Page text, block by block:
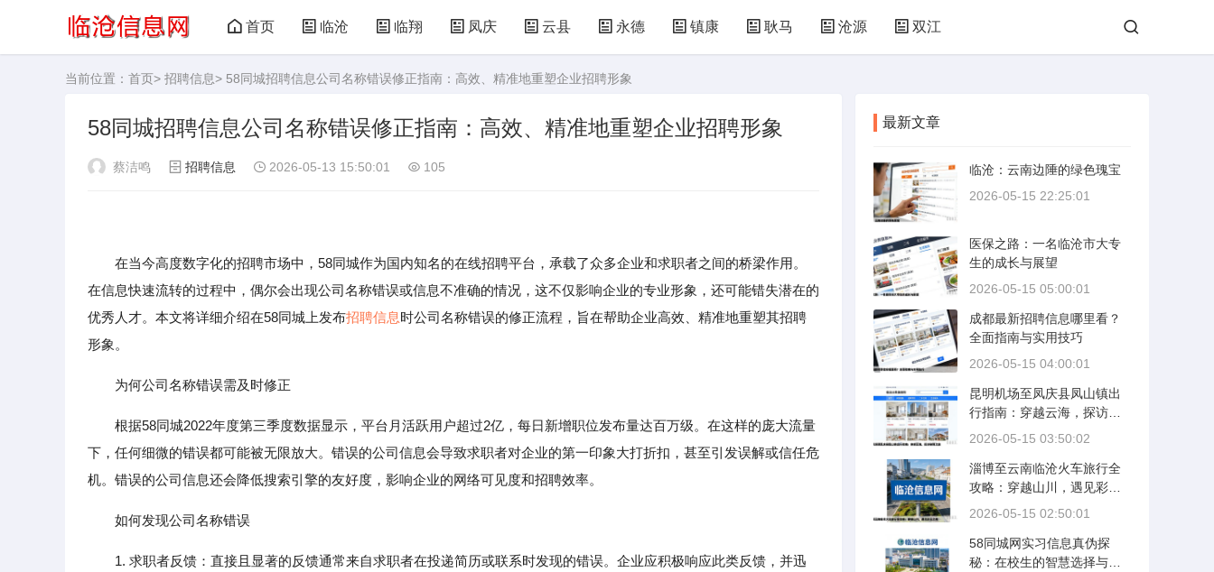
首页 临沧 临翔 凤庆 云县 永德 镇康 耿马 沧源 双江
当前位置： 首页> 招聘信息> 58同城招聘信息公司名称错误修正指南：高效、精准地重塑企业招聘形象
58同城招聘信息公司名称错误修正指南：高效、精准地重塑企业招聘形象
蔡洁鸣 招聘信息 2026-05-13 15:50:01 105
在当今高度数字化的招聘市场中，58同城作为国内知名的在线招聘平台，承载了众多企业和求职者之间的桥梁作用。
在信息快速流转的过程中，偶尔会出现公司名称错误或信息不准确的情况，这不仅影响企业的专业形象，还可能错失潜在的
优秀人才。本文将详细介绍在58同城上发布招聘信息时公司名称错误的修正流程，旨在帮助企业高效、精准地重塑其招聘
形象。
为何公司名称错误需及时修正
根据58同城2022年度第三季度数据显示，平台月活跃用户超过2亿，每日新增职位发布量达百万级。在这样的庞大流量
下，任何细微的错误都可能被无限放大。错误的公司信息会导致求职者对企业的第一印象大打折扣，甚至引发误解或信任危
机。错误的公司信息还会降低搜索引擎的友好度，影响企业的网络可见度和招聘效率。
如何发现公司名称错误
1. 求职者反馈：直接且显著的反馈通常来自求职者在投递简历或联系时发现的错误。企业应积极响应此类反馈，并迅
最新文章
临沧：云南边陲的绿色瑰宝
2026-05-15 22:25:01
医保之路：一名临沧市大专
生的成长与展望
2026-05-15 05:00:01
成都最新招聘信息哪里看？
全面指南与实用技巧
2026-05-15 04:00:01
昆明机场至凤庆县凤山镇出
行指南：穿越云海，探访秘
境之旅
2026-05-15 03:50:02
淄博至云南临沧火车旅行全
攻略：穿越山川，遇见彩云
之南
2026-05-15 02:50:01
58同城网实习信息真伪探
秘：在校生的智慧选择与风